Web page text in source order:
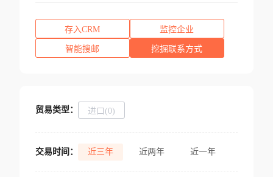
存入CRM 监控企业
智能搜邮 挖掘联系方式
贸易类型： 进口(0)
交易时间： 近三年 近两年 近一年